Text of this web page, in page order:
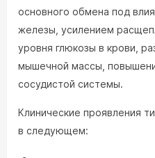
основного обмена под
железы, усилением
уровня глюкозы в крови,
мышечной массы,
сосудистой системы.
Клинические проявления
в следующем: